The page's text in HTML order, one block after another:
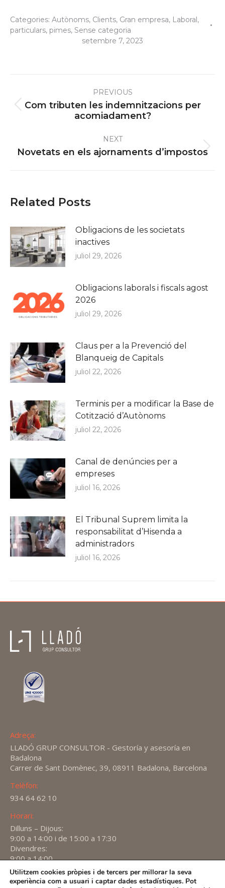
Categories: Autònoms, Clients, Gran empresa, Laboral,
particulars, pimes, Sense categoria
setembre 7, 2023
navigationPREVIOUS
Previous
post:
Com tributen les indemnitzacions per
acomiadament?
NEXT
Next
Novetats en els ajornaments d’impostos
Related Posts
Obligacions de les societats
inactives
juliol 29, 2026
Obligacions laborals i fiscals agost
2026
juliol 29, 2026
Claus per a la Prevenció del
Blanqueig de Capitals
juliol 22, 2026
Terminis per a modificar la Base de
Cotització d’Autònoms
juliol 22, 2026
Canal de denúncies per a
empreses
juliol 16, 2026
El Tribunal Suprem limita la
responsabilitat d’Hisenda a
administradors
juliol 16, 2026
Adreça:
LLADÓ GRUP CONSULTOR - Gestoría y asesoría en
Badalona
Carrer de Sant Domènec, 39, 08911 Badalona, Barcelona
Telèfon:
934 64 62 10
Horari:
Dilluns – Dijous:
9:00 a 14:00 i de 15:00 a 17:30
Divendres:
9:00 a 14:00
Find us on:
X
YouTubeLinkedin
Utilitzem cookies pròpies i de tercers per millorar la seva
experiència com a usuari i captar dades estadístiques. Pot